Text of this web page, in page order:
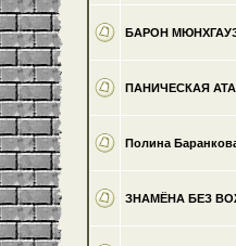
БАРОН
ПАНИЧЕСКАЯ
Полина
ЗНАМЁНА БЕЗ